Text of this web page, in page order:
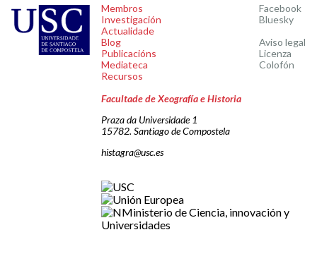
Membros
Investigación
Actualidade
Blog
Publicacións
Mediateca
Recursos
Facebook
Bluesky
Aviso legal
Licenza
Colofón
Facultade de Xeografía e Historia
Praza da Universidade 1
15782. Santiago de Compostela
histagra@usc.es